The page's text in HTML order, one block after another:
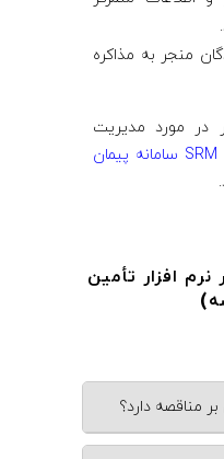
منجر به مذاکره
در مورد مدیریت
ماژول SRM سامانه پیمان
نرم‌ افزار تأمین
)